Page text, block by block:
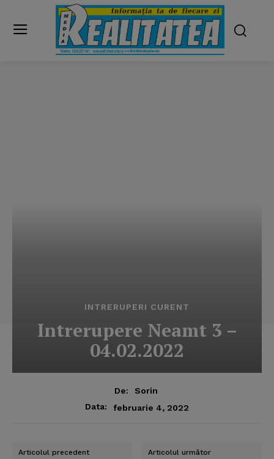
INTRERUPERI CURENT
Intrerupere Neamt 3 –
04.02.2022
De:
Sorin
Data:
februarie 4, 2022
Articolul precedent Articolul următor